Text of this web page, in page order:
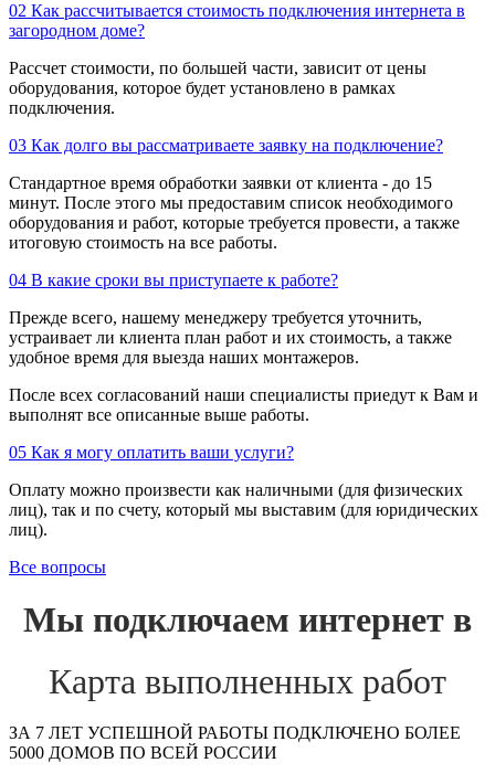
02 Как рассчитывается стоимость подключения интернета в
загородном доме?
Рассчет стоимости, по большей части, зависит от цены
оборудования, которое будет установлено в рамках
подключения.
03 Как долго вы рассматриваете заявку на подключение?
Стандартное время обработки заявки от клиента - до 15
минут. После этого мы предоставим список необходимого
оборудования и работ, которые требуется провести, а также
итоговую стоимость на все работы.
04 В какие сроки вы приступаете к работе?
Прежде всего, нашему менеджеру требуется уточнить,
устраивает ли клиента план работ и их стоимость, а также
удобное время для выезда наших монтажеров.
После всех согласований наши специалисты приедут к Вам и
выполнят все описанные выше работы.
05 Как я могу оплатить ваши услуги?
Оплату можно произвести как наличными (для физических
лиц), так и по счету, который мы выставим (для юридических
лиц).
Все вопросы
Мы подключаем интернет в
Карта выполненных работ
ЗА 7 ЛЕТ УСПЕШНОЙ РАБОТЫ ПОДКЛЮЧЕНО БОЛЕЕ
5000 ДОМОВ ПО ВСЕЙ РОССИИ